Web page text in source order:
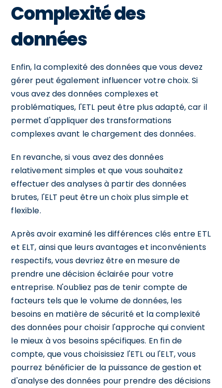
Complexité des
données
Enfin, la complexité des données que vous devez
gérer peut également influencer votre choix. Si
vous avez des données complexes et
problématiques, l'ETL peut être plus adapté, car il
permet d'appliquer des transformations
complexes avant le chargement des données.
En revanche, si vous avez des données
relativement simples et que vous souhaitez
effectuer des analyses à partir des données
brutes, l'ELT peut être un choix plus simple et
flexible.
Après avoir examiné les différences clés entre ETL
et ELT, ainsi que leurs avantages et inconvénients
respectifs, vous devriez être en mesure de
prendre une décision éclairée pour votre
entreprise. N'oubliez pas de tenir compte de
facteurs tels que le volume de données, les
besoins en matière de sécurité et la complexité
des données pour choisir l'approche qui convient
le mieux à vos besoins spécifiques. En fin de
compte, que vous choisissiez l'ETL ou l'ELT, vous
pourrez bénéficier de la puissance de gestion et
d'analyse des données pour prendre des décisions